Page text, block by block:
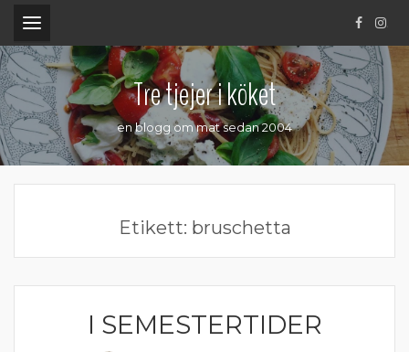
.
Tre tjejer i köket
en blogg om mat sedan 2004
Etikett: bruschetta
FRUKT OCH BÄRI SEMESTERTIDER